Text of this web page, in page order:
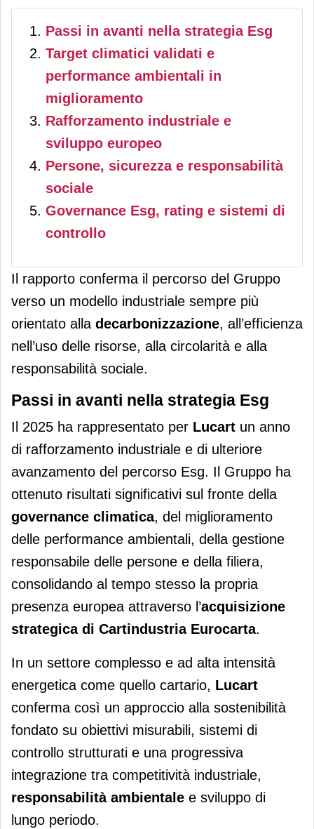
Passi in avanti nella strategia Esg
Target climatici validati e
performance ambientali in
miglioramento
Rafforzamento industriale e
sviluppo europeo
Persone, sicurezza e responsabilità
sociale
Governance Esg, rating e sistemi di
controllo
Il rapporto conferma il percorso del Gruppo
verso un modello industriale sempre più
orientato alla decarbonizzazione, all’efficienza
nell’uso delle risorse, alla circolarità e alla
responsabilità sociale.
Passi in avanti nella strategia Esg
Il 2025 ha rappresentato per Lucart un anno
di rafforzamento industriale e di ulteriore
avanzamento del percorso Esg. Il Gruppo ha
ottenuto risultati significativi sul fronte della
governance climatica, del miglioramento
delle performance ambientali, della gestione
responsabile delle persone e della filiera,
consolidando al tempo stesso la propria
presenza europea attraverso l’acquisizione
strategica di Cartindustria Eurocarta.
In un settore complesso e ad alta intensità
energetica come quello cartario, Lucart
conferma così un approccio alla sostenibilità
fondato su obiettivi misurabili, sistemi di
controllo strutturati e una progressiva
integrazione tra competitività industriale,
responsabilità ambientale e sviluppo di
lungo periodo.